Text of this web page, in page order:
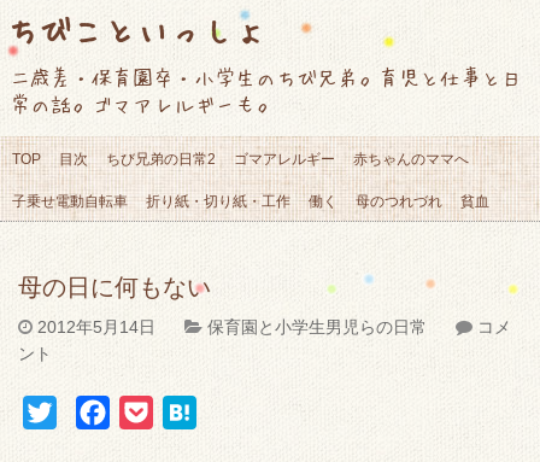
ちびこといっしょ
二歳差・保育園卒・小学生のちび兄弟。育児と仕事と日
常の話。ゴマアレルギーも。
TOP 目次 ちび兄弟の日常2 ゴマアレルギー 赤ちゃんのママへ
子乗せ電動自転車 折り紙・切り紙・工作 働く 母のつれづれ 貧血
母の日に何もない
2012年5月14日 保育園と小学生男児らの日常
コメ
ント